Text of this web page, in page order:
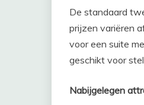
De standaard
prijzen variëren
voor een suite
geschikt voor
Nabijgelegen